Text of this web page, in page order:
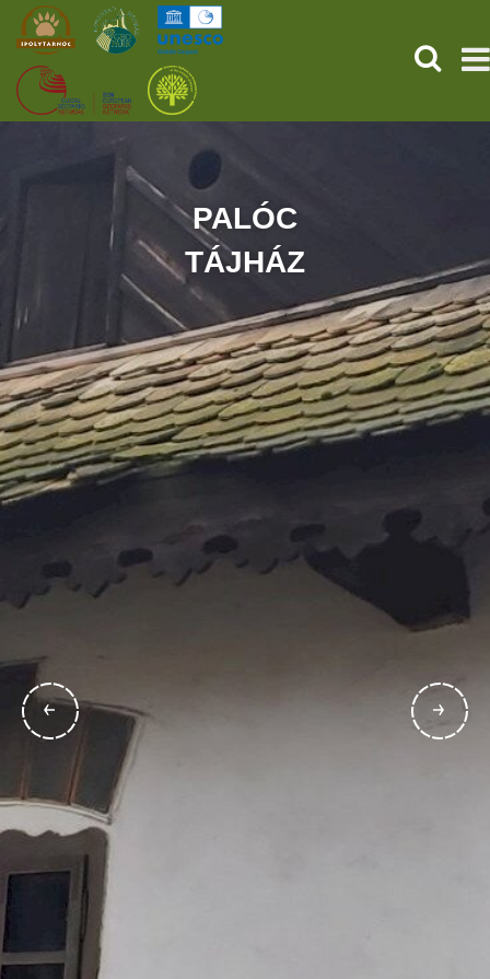
KEZDŐOLDAL
ŐSVILÁGI POMPEJI
SZOLGÁLTATÁSOK
PROGRAMOK
HÍREK
RÓLUNK
ONLINE JEGYVÁSÁRLÁS
PALÓC
TÁJHÁZ